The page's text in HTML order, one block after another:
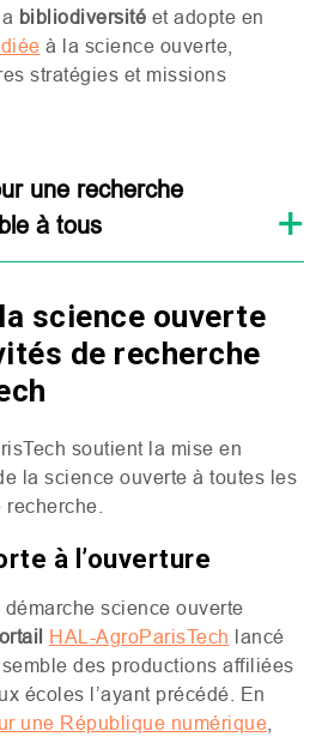
bibliodiversité et adopte en
à la science ouverte,
stratégies et missions
une recherche
à tous
science ouverte
de recherche
soutient la mise en
la science ouverte à toutes les
à l’ouverture
science ouverte
HAL -AgroParisTech lancé
des productions affiliées
écoles l’ayant précédé. En
une République numérique